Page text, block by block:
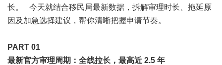
长。 今天就结合移民局最新数据，拆解审理时长、拖延原
因及加急选择建议，帮你清晰把握申请节奏。
PART 01
最新官方审理周期：全线拉长，最高近 2.5 年